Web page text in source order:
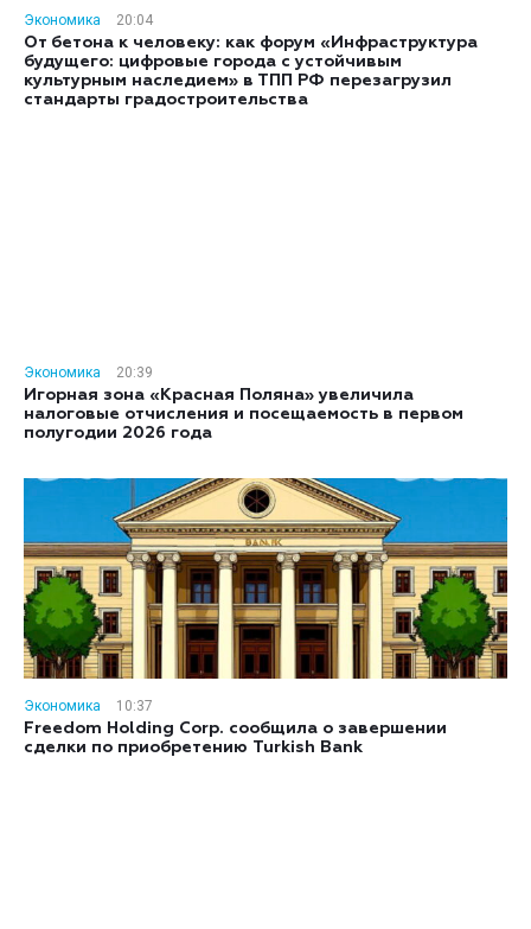
Экономика
20:04
От бетона к человеку: как форум «Инфраструктура
будущего: цифровые города с устойчивым
культурным наследием» в ТПП РФ перезагрузил
стандарты градостроительства
Экономика
20:39
Игорная зона «Красная Поляна» увеличила
налоговые отчисления и посещаемость в первом
полугодии 2026 года
Экономика
10:37
Freedom Holding Corp. сообщила о завершении
сделки по приобретению Turkish Bank